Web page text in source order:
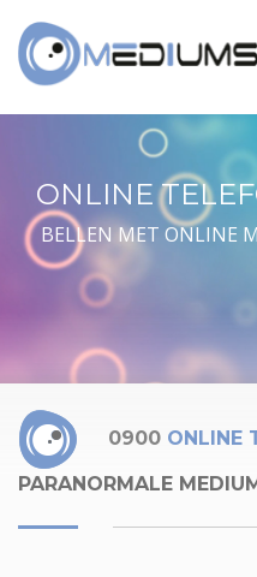
ONLINE
BELLEN MET ONLINE
0900 ONLINE
PARANORMALE